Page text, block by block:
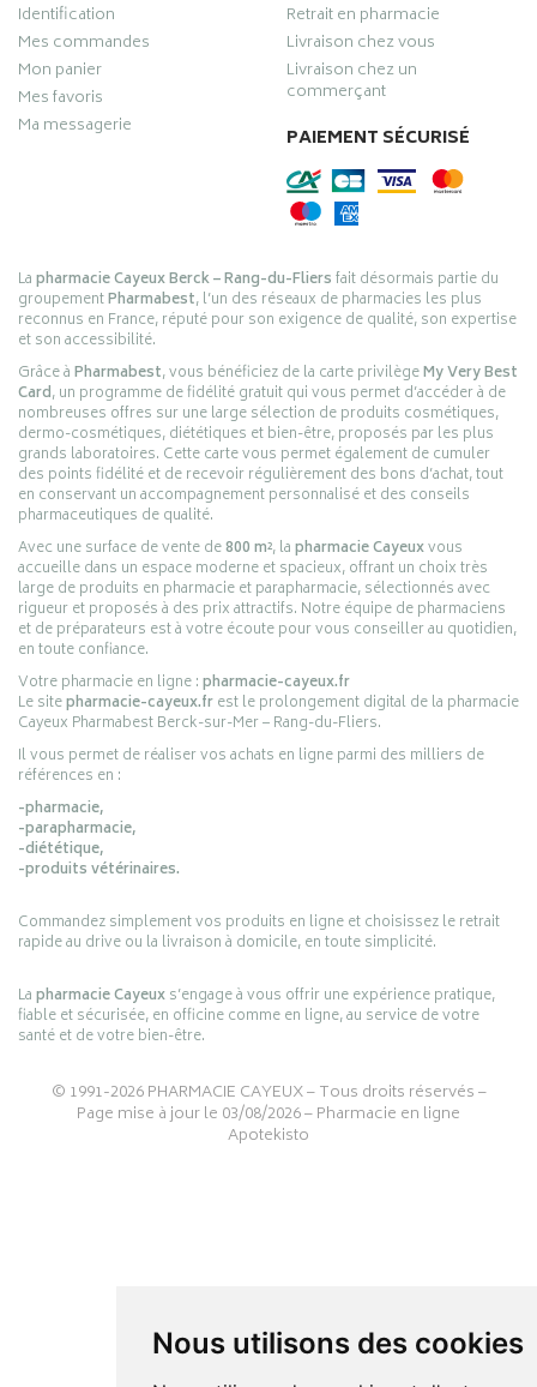
Nous utilisons des cookies
Identification
Mes commandes
Mon panier
Mes favoris
Ma messagerie
Retrait en pharmacie
Livraison chez vous
Livraison chez un
commerçant
PAIEMENT SÉCURISÉ
Lapharmacie Cayeux Berck – Rang-du-Fliersfait désormais partie du
groupementPharmabest, l’un des réseaux de pharmacies les plus
reconnus en France, réputé pour son exigence de qualité, son expertise
et son accessibilité.
Grâce àPharmabest, vous bénéficiez de la carte privilègeMy Very Best
Card, un programme de fidélité gratuit qui vous permet d’accéder à de
nombreuses offres sur une large sélection de produits cosmétiques,
dermo-cosmétiques, diététiques et bien-être, proposés par les plus
grands laboratoires. Cette carte vous permet également de cumuler
des points fidélité et de recevoir régulièrement des bons d’achat, tout
en conservant un accompagnement personnalisé et des conseils
pharmaceutiques de qualité.
Avec une surface de vente de800 m², lapharmacie Cayeuxvous
accueille dans un espace moderne et spacieux, offrant un choix très
large de produits en pharmacie et parapharmacie, sélectionnés avec
rigueur et proposés à des prix attractifs. Notre équipe de pharmaciens
et de préparateurs est à votre écoute pour vous conseiller au quotidien,
en toute confiance.
Votre pharmacie en ligne :pharmacie-cayeux.fr
Le sitepharmacie-cayeux.frest le prolongement digital de la pharmacie
Cayeux Pharmabest Berck-sur-Mer – Rang-du-Fliers.
Il vous permet de réaliser vos achats en ligne parmi des milliers de
références en :
-pharmacie,
-parapharmacie,
-diététique,
-produits vétérinaires.
Commandez simplement vos produits en ligne et choisissez le retrait
rapide au drive ou la livraison à domicile, en toute simplicité.
Lapharmacie Cayeuxs’engage à vous offrir une expérience pratique,
fiable et sécurisée, en officine comme en ligne, au service de votre
santé et de votre bien-être.
© 1991-2026PHARMACIE CAYEUX– Tous droits réservés –
Page mise à jour le 03/08/2026 –Pharmacie en ligne
Apotekisto